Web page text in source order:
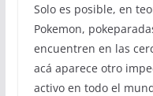
Solo es posible, en
Pokemon,
encuentren en las
acá aparece otro
activo en todo el